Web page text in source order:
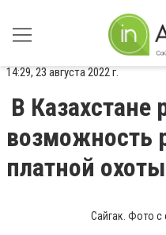
14:29, 23 августа 2022 г.
В Казахстане
возможность
платной
Сайгак. Фото с